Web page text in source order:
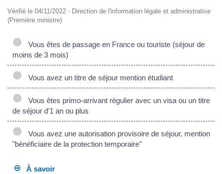
Vérifié le 04/11/2022 - Direction de l'information légale et administrative
(Première ministre)
Vous êtes de passage en France ou touriste (séjour de
moins de 3 mois)
Vous avez un titre de séjour mention étudiant
Vous êtes primo-arrivant régulier avec un visa ou un titre
de séjour d'1 an ou plus
Vous avez une autorisation provisoire de séjour, mention
"bénéficiaire de la protection temporaire"
À savoir